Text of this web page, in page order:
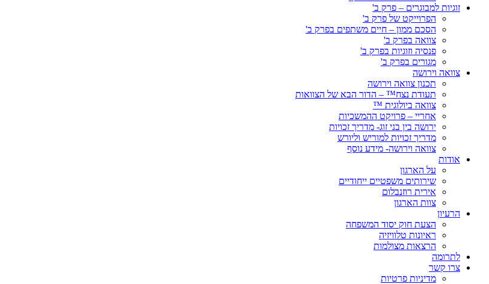
זוגיות למבוגרים – פרק ב'
הפרוייקט של פרק ב'
הסכם ממון – חיים משתפים בפרק ב'
צוואה בפרק ב'
פנסיה וזוגיות בפרק ב'
מגורים בפרק ב'
צוואה וירושה
תכנון צוואה וירושה
תעודת נצח™ – הדור הבא של הצוואות
צוואה ביולוגית ™
אחריי – פרויקט ההמשכיות
ירושה בין בני זוג- מדריך זכויות
מדריך זכויות למוריש וליורש
צוואה וירושה- מידע נוסף
אודות
על הארגון
שירותים משפטיים ייחודיים
אירית רוזנבלום
צוות הארגון
הרעיון
הצעת חוק יסוד המשפחה
ראיונות טלוויזיה
הרצאות מצולמות
לתרומה
צרו קשר
מדיניות פרטיות